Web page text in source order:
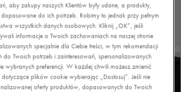
aby zakupy naszych Klientów były udane, a produkty,
do ich potrzeb. Robimy to jednak przy pełnym
wszystkich danych osobowych. Kliknij „OK”, jeśli
informacje o Twoich zachowaniach na naszej stronie
specjalnie dla Ciebie treści, w tym rekomendacji
Twoich potrzeb i zainteresowań, spersonalizowanych
wybranych preferencji. W każdej chwili możesz zmienić
plików cookie wybierając „Dostosuj”. Jeśli nie
oferty produktów, dopasowanych do Twoich